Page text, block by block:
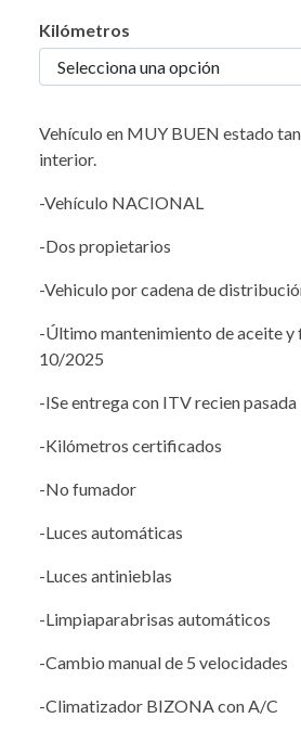
Kilómetros
Vehículo en MUY BUEN estado
interior.
-Vehículo NACIONAL
-Dos propietarios
-Vehiculo por cadena de
-Último mantenimiento de aceite
10/2025
-ISe entrega con ITV recien pasada
-Kilómetros certificados
-No fumador
-Luces automáticas
-Luces antinieblas
-Limpiaparabrisas automáticos
-Cambio manual de 5 velocidades
-Climatizador BIZONA con A/C